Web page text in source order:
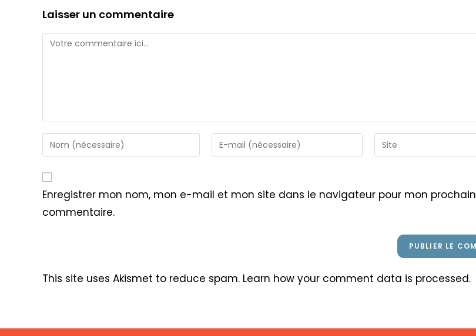
Laisser un commentaire
Comment
Enter
your
or
username
to
Enter
your
to
Saisir
l’URL
site
Enregistrer mon nom, mon e-mail et mon site dans le navigateur pour mon prochain
commentaire.
This site uses Akismet to reduce spam. Learn how your comment data is processed.